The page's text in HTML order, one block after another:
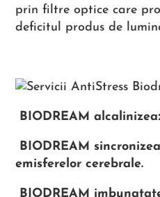
prin filtre optice care
deficitul produs de
BIODREAM
BIODREAM
emisferelor cerebrale.
BIODREAM